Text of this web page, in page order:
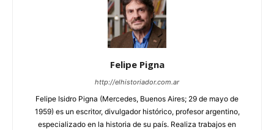
Felipe Pigna
http://elhistoriador.com.ar
Felipe Isidro Pigna (Mercedes, Buenos Aires; 29 de mayo de
1959) es un escritor, divulgador histórico, profesor argentino,
especializado en la historia de su país. Realiza trabajos en